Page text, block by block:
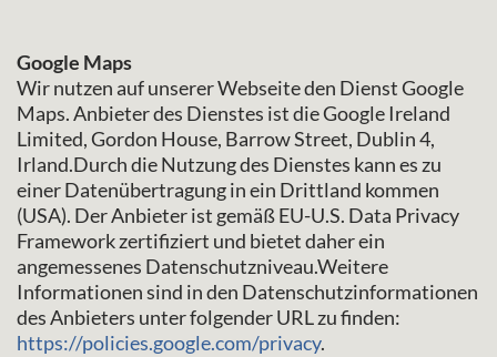
Google Maps
Wir nutzen auf unserer Webseite den Dienst Google
Maps. Anbieter des Dienstes ist die Google Ireland
Limited, Gordon House, Barrow Street, Dublin 4,
Irland.Durch die Nutzung des Dienstes kann es zu
einer Datenübertragung in ein Drittland kommen
(USA). Der Anbieter ist gemäß EU-U.S. Data Privacy
Framework zertifiziert und bietet daher ein
angemessenes Datenschutzniveau.Weitere
Informationen sind in den Datenschutzinformationen
des Anbieters unter folgender URL zu finden:
https://policies.google.com/privacy.